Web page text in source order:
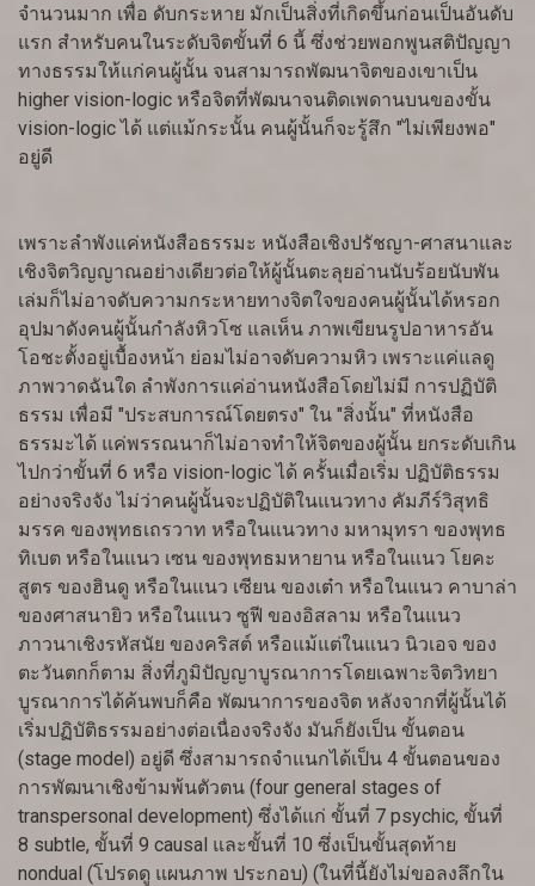
จำนวนมาก เพื่อ ดับกระหาย มักเป็นสิ่งที่เกิดขึ้นก่อนเป็นอันดับ
แรก สำหรับคนในระดับจิตขั้นที่ 6 นี้ ซึ่งช่วยพอกพูนสติปัญญา
ทางธรรมให้แก่คนผู้นั้น จนสามารถพัฒนาจิตของเขาเป็น
higher vision-logic หรือจิตที่พัฒนาจนติดเพดานบนของขั้น
vision-logic ได้ แต่แม้กระนั้น คนผู้นั้นก็จะรู้สึก "ไม่เพียงพอ"
อยู่ดี
เพราะลำพังแค่หนังสือธรรมะ หนังสือเชิงปรัชญา-ศาสนาและ
เชิงจิตวิญญาณอย่างเดียวต่อให้ผู้นั้นตะลุยอ่านนับร้อยนับพัน
เล่มก็ไม่อาจดับความกระหายทางจิตใจของคนผู้นั้นได้หรอก
อุปมาดังคนผู้นั้นกำลังหิวโซ แลเห็น ภาพเขียนรูปอาหารอัน
โอชะตั้งอยู่เบื้องหน้า ย่อมไม่อาจดับความหิว เพราะแค่แลดู
ภาพวาดฉันใด ลำพังการแค่อ่านหนังสือโดยไม่มี การปฏิบัติ
ธรรม เพื่อมี "ประสบการณ์โดยตรง" ใน "สิ่งนั้น" ที่หนังสือ
ธรรมะได้ แค่พรรณนาก็ไม่อาจทำให้จิตของผู้นั้น ยกระดับเกิน
ไปกว่าขั้นที่ 6 หรือ vision-logic ได้ ครั้นเมื่อเริ่ม ปฏิบัติธรรม
อย่างจริงจัง ไม่ว่าคนผู้นั้นจะปฏิบัติในแนวทาง คัมภีร์วิสุทธิ
มรรค ของพุทธเถรวาท หรือในแนวทาง มหามุทรา ของพุทธ
ทิเบต หรือในแนว เซน ของพุทธมหายาน หรือในแนว โยคะ
สูตร ของฮินดู หรือในแนว เซียน ของเต๋า หรือในแนว คาบาล่า
ของศาสนายิว หรือในแนว ซูฟี ของอิสลาม หรือในแนว
ภาวนาเชิงรหัสนัย ของคริสต์ หรือแม้แต่ในแนว นิวเอจ ของ
ตะวันตกก็ตาม สิ่งที่ภูมิปัญญาบูรณาการโดยเฉพาะจิตวิทยา
บูรณาการได้ค้นพบก็คือ พัฒนาการของจิต หลังจากที่ผู้นั้นได้
เริ่มปฏิบัติธรรมอย่างต่อเนื่องจริงจัง มันก็ยังเป็น ขั้นตอน
(stage model) อยู่ดี ซึ่งสามารถจำแนกได้เป็น 4 ขั้นตอนของ
การพัฒนาเชิงข้ามพ้นตัวตน (four general stages of
transpersonal development) ซึ่งได้แก่ ขั้นที่ 7 psychic, ขั้นที่
8 subtle, ขั้นที่ 9 causal และขั้นที่ 10 ซึ่งเป็นขั้นสุดท้าย
nondual (โปรดดู แผนภาพ ประกอบ) (ในที่นี้ยังไม่ขอลงลึกใน